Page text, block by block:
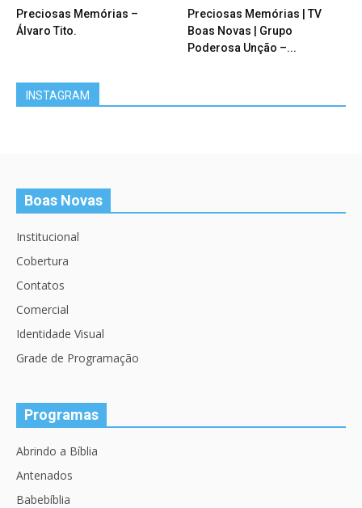
Preciosas Memórias –
Álvaro Tito.
Preciosas Memórias | TV
Boas Novas | Grupo
Poderosa Unção –...
INSTAGRAM
Boas Novas
Institucional
Cobertura
Contatos
Comercial
Identidade Visual
Grade de Programação
Programas
Abrindo a Bíblia
Antenados
Babebíblia